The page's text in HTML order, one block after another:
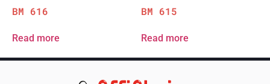
BM 616
Read more
BM 615
Read more